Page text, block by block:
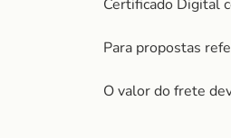
Certificado Digital
Para propostas
O valor do frete